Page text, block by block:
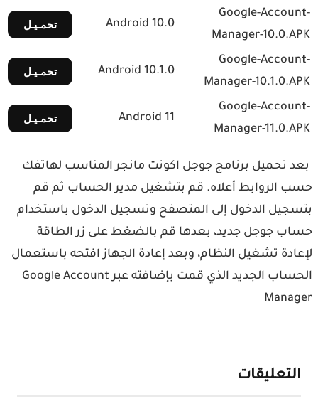
Google-Account-
Manager-10.0.APK
Android 10.0 تحمـيـل
Google-Account-
Manager-10.1.0.APK
Android 10.1.0 تحمـيـل
Google-Account-
Manager-11.0.APK
Android 11 تحمـيـل
بعد تحميل برنامج جوجل اكونت مانجر المناسب لهاتفك
حسب الروابط أعلاه. قم بتشغيل مدير الحساب ثم قم
بتسجيل الدخول إلى المتصفح وتسجيل الدخول باستخدام
حساب جوجل جديد، بعدها قم بالضغط على زر الطاقة
لإعادة تشغيل النظام، وبعد إعادة الجهاز افتحه باستعمال
الحساب الجديد الذي قمت بإضافته عبر Google Account
Manager
التعليقات